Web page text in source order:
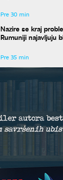
Pre 30 min
Nazire se kraj
Rumuniji najavljuju
Pre 35 min